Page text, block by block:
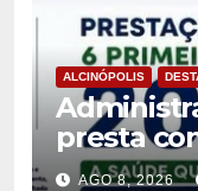
ALCINÓPOLIS
presta
semestre
AGO 8, 2026